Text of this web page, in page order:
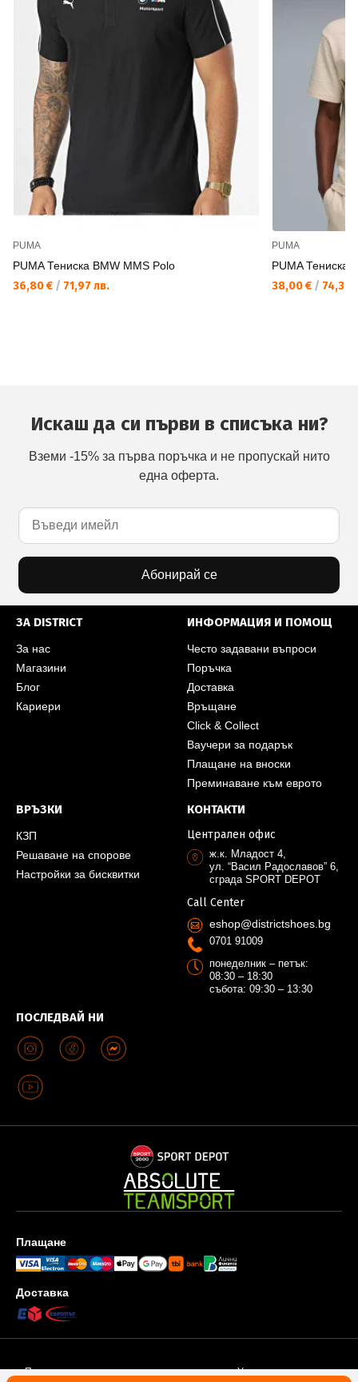
PUMA
PUMA Тениска BMW MMS Polo
36,80 € / 71,97 лв.
PUMA
PUMA Тениска
38,00 € / 74,32
Искаш да си първи в списъка ни?
Вземи -15% за първа поръчка и не пропускай нито
една оферта.
Абонирай се
ЗА DISTRICT
За нас
Магазини
Блог
Кариери
ИНФОРМАЦИЯ И ПОМОЩ
Често задавани въпроси
Поръчка
Доставка
Връщане
Click & Collect
Ваучери за подарък
Плащане на вноски
Преминаване към еврото
ВРЪЗКИ
КЗП
Решаване на спорове
Настройки за бисквитки
ПОСЛЕДВАЙ НИ
КОНТАКТИ
Централен офис
ж.к. Младост 4,
ул. “Васил Радославов” 6,
сграда SPORT DEPOT
Call Center
eshop@districtshoes.bg
0701 91009
понеделник – петък:
08:30 – 18:30
събота: 09:30 – 13:30
Плащане
Доставка
Поверителност и защита на личните данни
Условия за ползване